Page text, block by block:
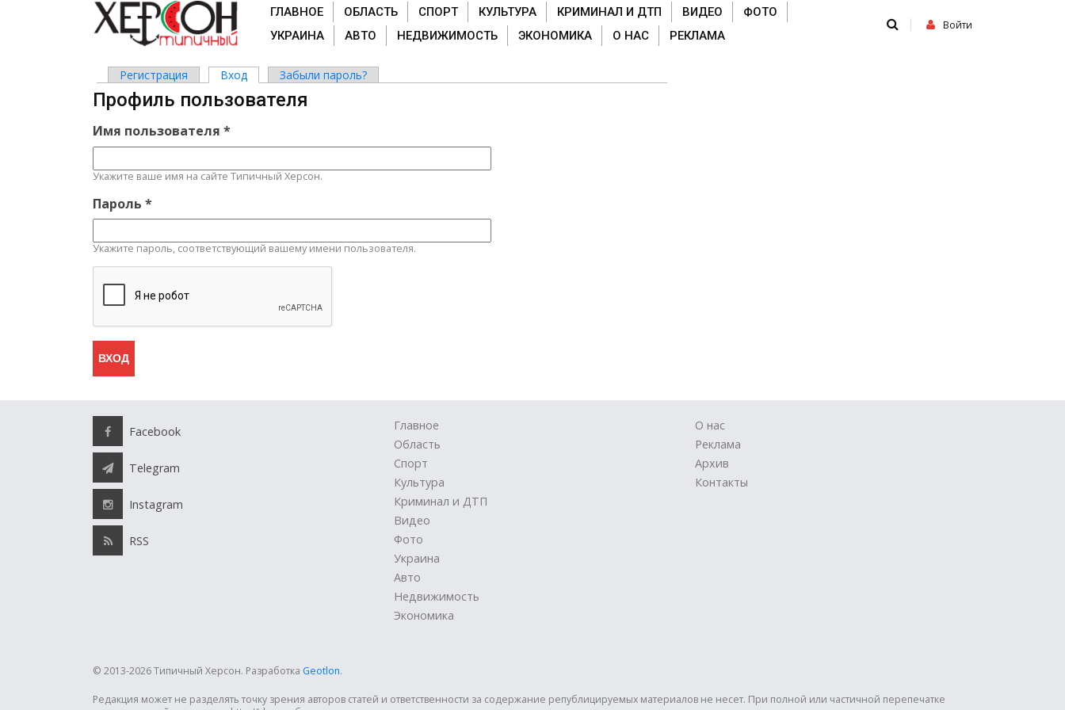
ГЛАВНОЕ ОБЛАСТЬ СПОРТ КУЛЬТУРА КРИМИНАЛ И ДТП ВИДЕО
ФОТО
УКРАИНА
АВТО НЕДВИЖИМОСТЬ ЭКОНОМИКА О НАС РЕКЛАМА
Войти
Главные вкладки
Регистрация Вход (активная вкладка)
Забыли пароль?
Профиль пользователя
Имя пользователя *
Укажите ваше имя на сайте Типичный Херсон.
Пароль *
Укажите пароль, соответствующий вашему имени пользователя.
Facebook
Telegram
Instagram
RSS
Главное
Область
Спорт
Культура
Криминал и ДТП
Видео
Фото
Украина
Авто
Недвижимость
Экономика
О нас
Реклама
Архив
Контакты
© 2013-2026 Типичный Херсон. Разработка Geotlon.
Редакция может не разделять точку зрения авторов статей и ответственности за содержание републицируемых материалов не несет. При полной или частичной перепечатке